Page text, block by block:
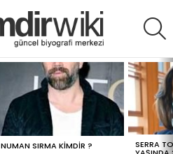
NUMAN SIRMA KIMDIR ? SERRA